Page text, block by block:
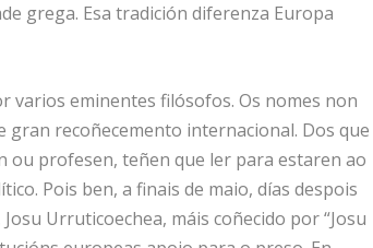
grega. Esa tradición diferenza Europa
eminentes filósofos. Os nomes non
gran recoñecemento internacional. Dos que
ou profesen, teñen que ler para estaren ao
Pois ben, a finais de maio, días despois
Urruticoechea, máis coñecido por “Josu